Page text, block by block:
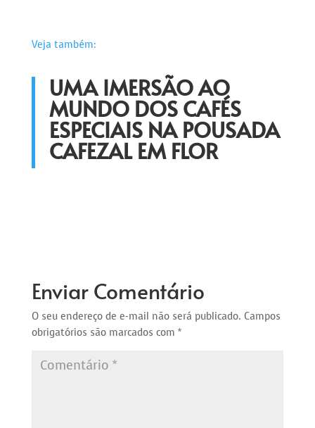
Veja também:
UMA IMERSÃO AO
MUNDO DOS CAFÉS
ESPECIAIS NA POUSADA
CAFEZAL EM FLOR
Enviar Comentário
O seu endereço de e-mail não será publicado. Campos
obrigatórios são marcados com *